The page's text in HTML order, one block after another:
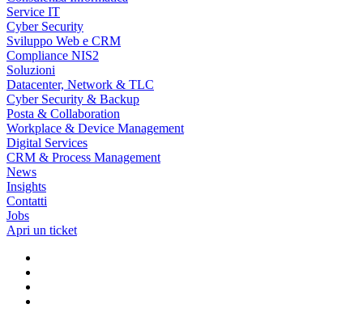
Service IT
Cyber Security
Sviluppo Web e CRM
Compliance NIS2
Soluzioni
Datacenter, Network & TLC
Cyber Security & Backup
Posta & Collaboration
Workplace & Device Management
Digital Services
CRM & Process Management
News
Insights
Contatti
Jobs
Apri un ticket